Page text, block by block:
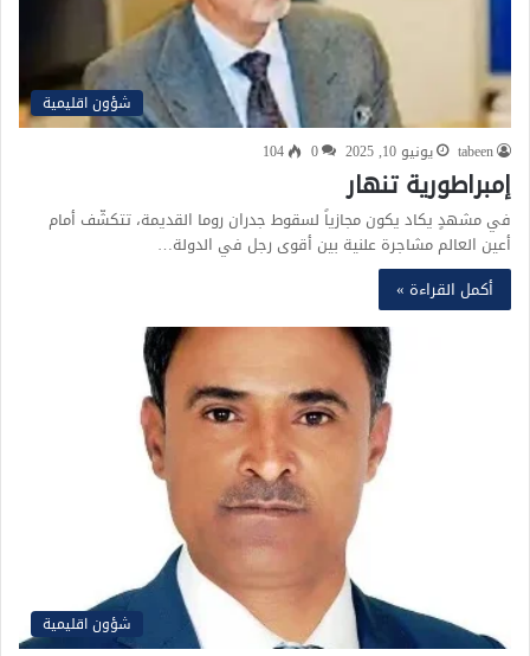
شؤون اقليمية
tabeen
يونيو 10, 2025 0
104
إمبراطورية تنهار
في مشهدٍ يكاد يكون مجازياً لسقوط جدران روما القديمة، تتكشّف أمام
أعين العالم مشاجرة علنية بين أقوى رجل في الدولة…
أكمل القراءة »
شؤون اقليمية